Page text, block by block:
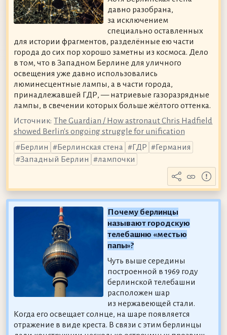
давно разобрана,
за исключением
специально оставленных
для истории фрагментов, разделённые ею части
города до сих пор хорошо заметны из космоса. Дело
в том, что в Западном Берлине для уличного
освещения уже давно использовались
люминесцентные лампы, а в части города,
принадлежавшей ГДР, — натриевые газоразрядные
лампы, в свечении которых больше жёлтого оттенка.
Источник: The Guardian / How astronaut Chris Hadfield
showed Berlin's ongoing struggle for unification
Берлин
Берлинская стена ГДР
Германия
Западный Берлин
лампочки
Почему берлинцы
называют городскую
телебашню «местью
папы»?
Чуть выше середины
построенной в 1969 году
берлинской телебашни
расположен шар
из нержавеющей стали.
Когда его освещает солнце, на шаре появляется
отражение в виде креста. В связи с этим берлинцы